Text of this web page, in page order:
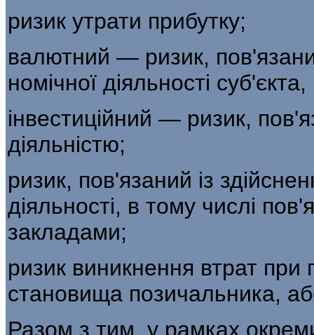
ризик утрати прибутку;
валютний — ризик,
номічної діяльності
інвестиційний — ризик,
діяльністю;
ризик, пов'язаний із
діяльності, в тому числі
закладами;
ризик виникнення втрат при
становища позичальника,
Разом з тим, у рамках